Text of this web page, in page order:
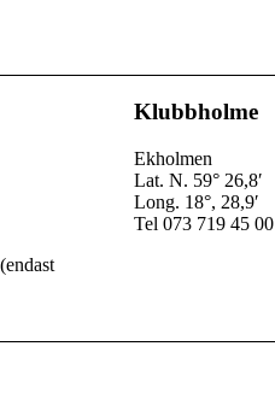
Klubbholme
Ekholmen
Lat. N. 59° 26,8′
Long. 18°, 28,9′
Tel 073 719 45 00